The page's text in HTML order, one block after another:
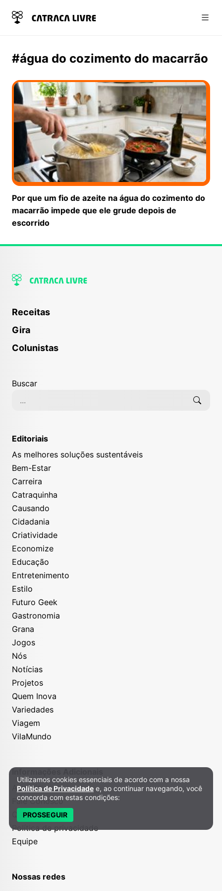
#água do cozimento do macarrão
Por que um fio de azeite na água do cozimento do
macarrão impede que ele grude depois de
escorrido
Receitas
Gira
Colunistas
Buscar
Editoriais
As melhores soluções sustentáveis
Bem-Estar
Carreira
Catraquinha
Causando
Cidadania
Criatividade
Economize
Educação
Entretenimento
Estilo
Futuro Geek
Gastronomia
Grana
Jogos
Nós
Notícias
Projetos
Quem Inova
Variedades
Viagem
VilaMundo
Informações Adicionais
Anuncie
Fale Conosco
Quem somos
Política de privacidade
Equipe
Nossas redes
Política de Privacidade e Cookies
Utilizamos cookies essenciais de acordo com a nossa
Política de Privacidade e, ao continuar navegando, você
concorda com estas condições:
PROSSEGUIR